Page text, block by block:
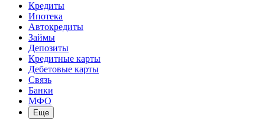
Кредиты
Ипотека
Автокредиты
Займы
Депозиты
Кредитные карты
Дебетовые карты
Связь
Банки
МФО
Еще